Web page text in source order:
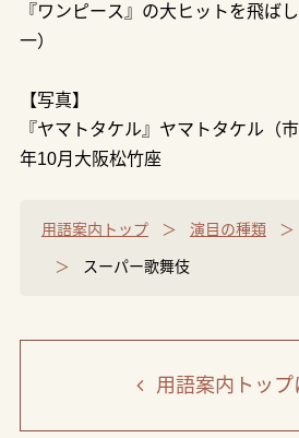
『ワンピース』の大ヒットを飛ば
一）
【写真】
『ヤマトタケル』ヤマトタケル
年10月大阪松竹座
用語案内トップ 演目の種類
スーパー歌舞伎
用語案内トップ